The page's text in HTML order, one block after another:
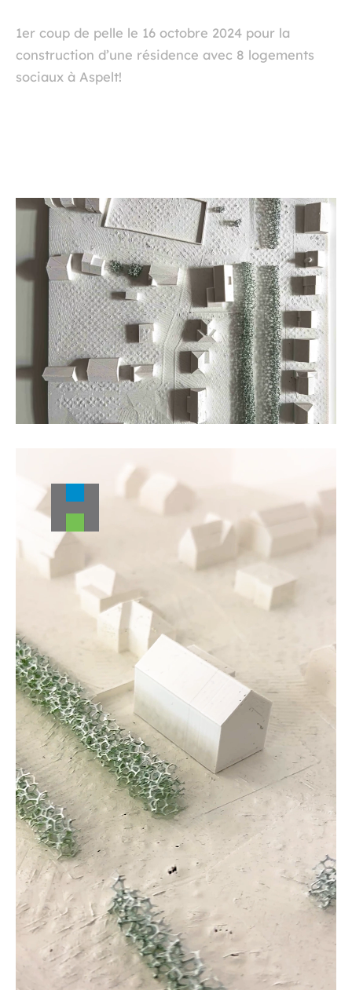
1er coup de pelle le 16 octobre 2024 pour la
construction d’une résidence avec 8 logements
sociaux à Aspelt!